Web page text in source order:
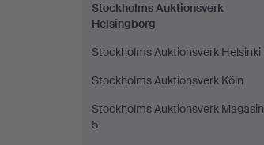
Stockholms Auktionsverk
Helsingborg
Stockholms Auktionsverk Helsinki
Stockholms Auktionsverk Köln
Stockholms Auktionsverk Magasin
5